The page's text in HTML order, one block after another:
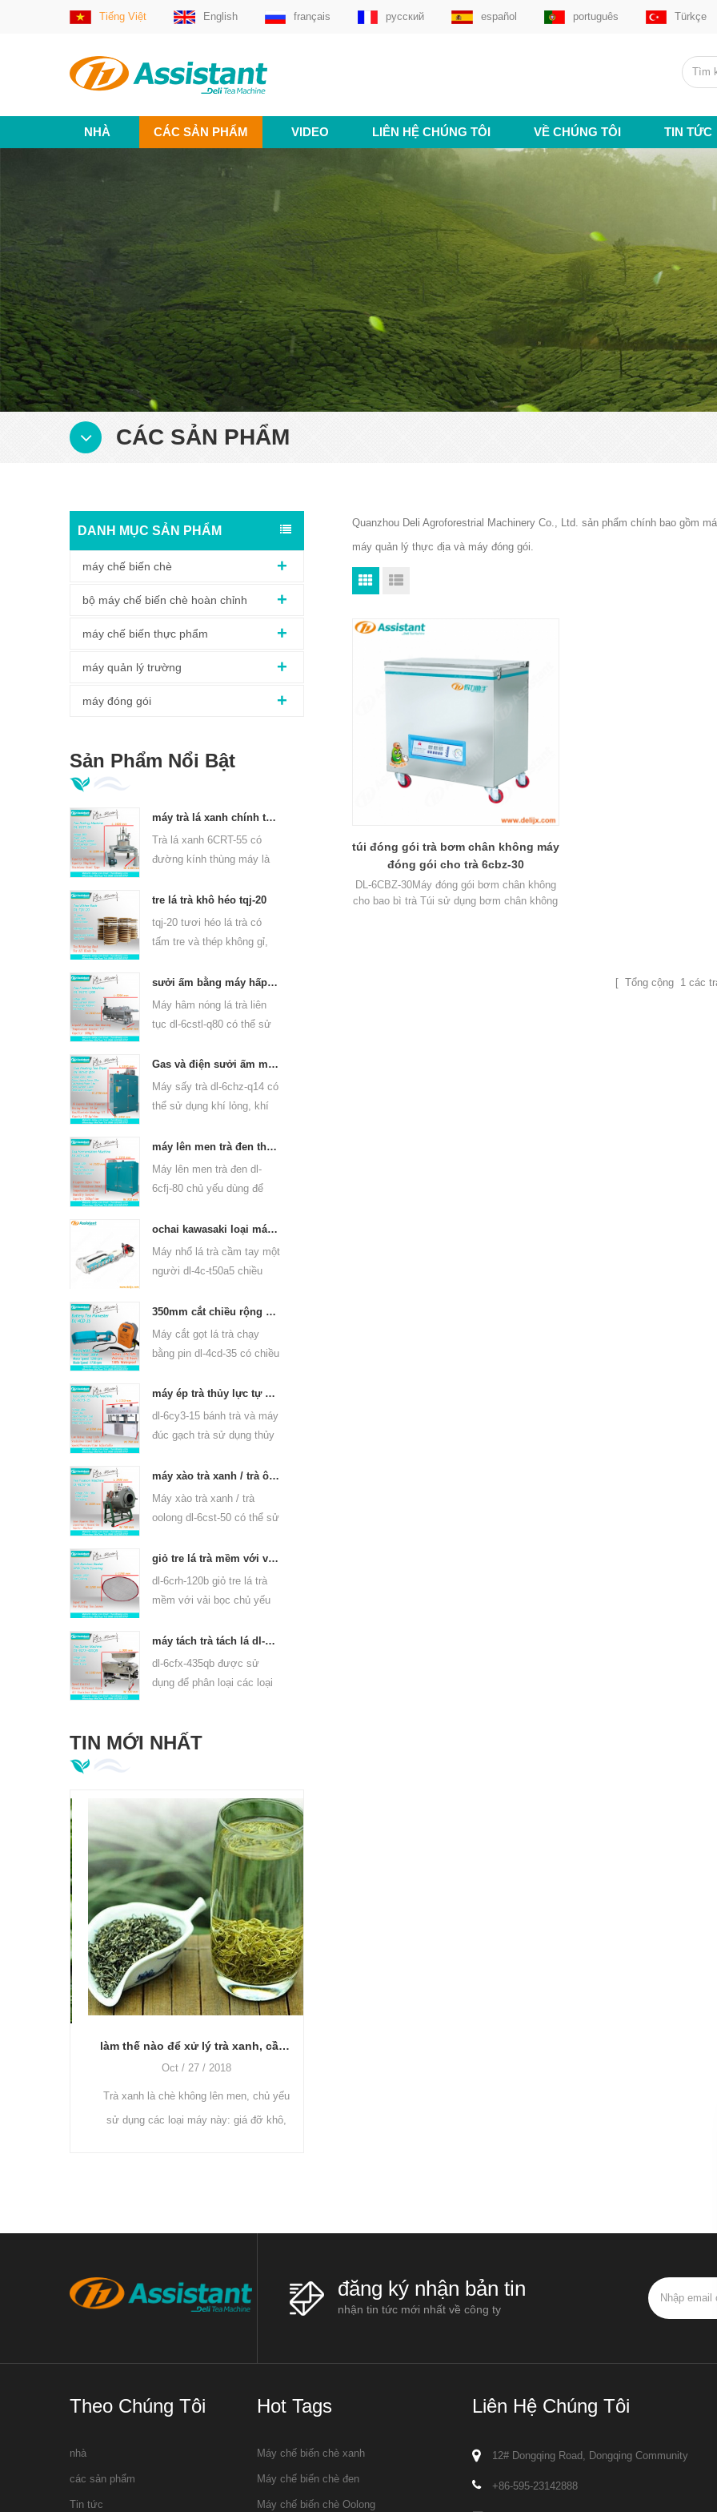
Tiếng Việt English français русский español português Türkçe
NHÀ CÁC SẢN PHẨM VIDEO LIÊN HỆ CHÚNG TÔI VỀ CHÚNG TÔI TIN TỨC
CÁC SẢN PHẨM
DANH MỤC SẢN PHẨM
máy chế biến chè
bộ máy chế biến chè hoàn chỉnh
máy chế biến thực phẩm
máy quản lý trường
máy đóng gói
Sản Phẩm Nổi Bật
máy trà lá xanh chính thống 6crt-55
Trà lá xanh 6CRT-55 có
đường kính thùng máy là
suất là 75kg / giờ
tre lá trà khô héo tqj-20
tqj-20 tươi héo lá trà có
tấm tre và thép không gỉ,
các loại trà.
sưởi ấm bằng máy hấp lá trà liên tục cho các loại trà 6cstl-q80
Máy hâm nóng lá trà liên
tục dl-6cstl-q80 có thể sử
chẳng hạn như trà xanh,
trà ô long và các loại khác.
Gas và điện sưởi ấm máy sấy lá trà xanh 6chz-q14
Máy sấy trà dl-6chz-q14 có
thể sử dụng khí lỏng, khí
làm khô tất cả các loại trà,
như trà xanh, trà đen, trà ô
long, v.v.
máy lên men trà đen thông minh 6cfj-80
Máy lên men trà đen dl-
6cfj-80 chủ yếu dùng để
lên men tốt hơn.
ochai kawasaki loại máy cầm tay hái lá trà một người đàn ông 4c-t50a5
Máy nhổ lá trà cầm tay một
người dl-4c-t50a5 chiều
500mm, 600mm, sử dụng
động cơ xăng huasheng
1e34f.
350mm cắt chiều rộng chạy bằng pin máy trà lá trà tuốt 4cd-35
Máy cắt gọt lá trà chạy
bằng pin dl-4cd-35 có chiều
dụng pin lithium ba lô hoặc
pin axit chì.
máy ép trà thủy lực tự động máy ép trà trà 6cy3-15
dl-6cy3-15 bánh trà và máy
đúc gạch trà sử dụng thủy
puer và bánh trà và gạch
trà khác.
máy xào trà xanh / trà ô long thiết bị panner 6cst-50
Máy xào trà xanh / trà
oolong dl-6cst-50 có thể sử
kính trong 50 cm, nhiệt độ
cao nhất có thể là 350oC,
nó có thể chế biến 25kg trà
giỏ tre lá trà mềm với vải che cho 6crh-120b
dl-6crh-120b giỏ tre lá trà
mềm với vải bọc chủ yếu
bảo quản trà tạm thời, &
nbsp; dễ dàng chuyển trà
giữa mỗi quy trình chế
máy tách trà tách lá dl-6cfx-435qb
dl-6cfx-435qb được sử
dụng để phân loại các loại
thông số kỹ thuật khác
TIN MỚI NHẤT
làm thế nào để xử lý trà xanh, cần máy và cách sử dụng?
Oct / 27 / 2018
Trà xanh là chè không lên men, chủ yếu
sử dụng các loại máy này: giá đỡ khô,
Quanzhou Deli Agroforestrial Machinery Co., Ltd. sản phẩm chính bao gồm
máy quản lý thực địa và máy đóng gói.
túi đóng gói trà bơm chân không máy
đóng gói cho trà 6cbz-30
DL-6CBZ-30Máy đóng gói bơm chân không
cho bao bì trà Túi sử dụng bơm chân không
[ Tổng cộng 1 các
đăng ký nhận bản tin
nhận tin tức mới nhất về công ty
Theo Chúng Tôi
nhà
các sản phẩm
Tin tức
Hot Tags
Máy chế biến chè xanh
Máy chế biến chè đen
Máy chế biến chè Oolong
Liên Hệ Chúng Tôi
12# Dongqing Road, Dongqing Community
+86-595-23142888